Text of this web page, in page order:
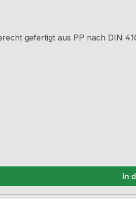
gefertigt aus PP nach DIN
In